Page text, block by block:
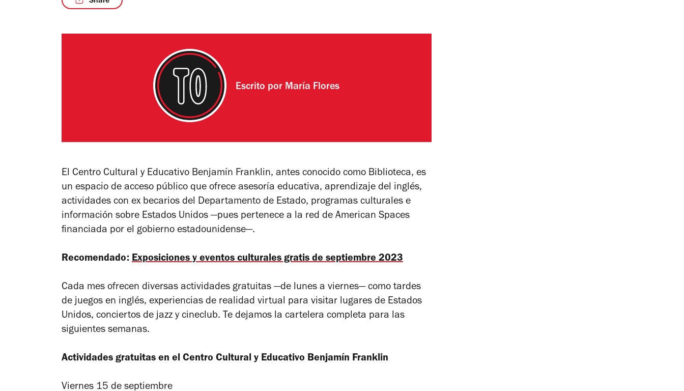
Escrito por María Flores
El Centro Cultural y Educativo Benjamín Franklin, antes conocido como Biblioteca, es
un espacio de acceso público que ofrece asesoría educativa, aprendizaje del inglés,
actividades con ex becarios del Departamento de Estado, programas culturales e
información sobre Estados Unidos —pues pertenece a la red de American Spaces
financiada por el gobierno estadounidense—.
Recomendado: Exposiciones y eventos culturales gratis de septiembre 2023
Cada mes ofrecen diversas actividades gratuitas —de lunes a viernes— como tardes
de juegos en inglés, experiencias de realidad virtual para visitar lugares de Estados
Unidos, conciertos de jazz y cineclub. Te dejamos la cartelera completa para las
siguientes semanas.
Actividades gratuitas en el Centro Cultural y Educativo Benjamín Franklin
Viernes 15 de septiembre